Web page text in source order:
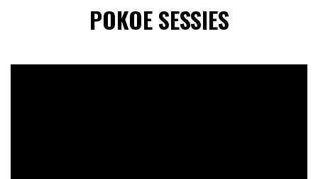
POKOE SESSIES